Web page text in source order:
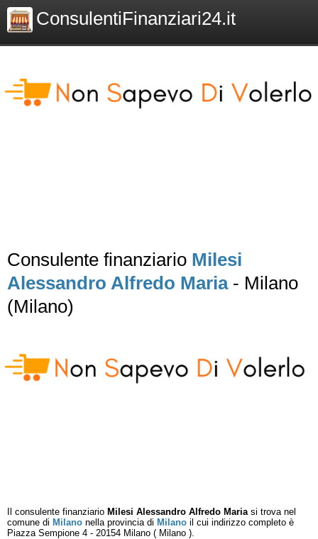
ConsulentiFinanziari24.it
Consulente finanziario Milesi
Alessandro Alfredo Maria- Milano
(Milano)
Il consulente finanziario Milesi Alessandro Alfredo Mariasi trova nel
comune di Milano nella provincia di Milano il cui indirizzo completo è
Piazza Sempione 4 - 20154 Milano ( Milano ).